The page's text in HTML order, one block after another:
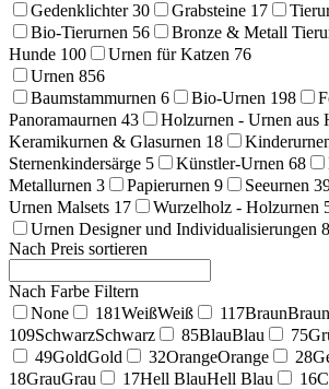
Gedenklichter30 Grabsteine 17
Bio-Tierurnen 56 Bronze & Metall
Hunde 100 Urnen für Katzen 76
Urnen 856
Baumstammurnen 6 Bio-Urnen 198
Panoramaurnen 43 Holzurnen - Urnen aus
Keramikurnen & Glasurnen 18
Sternenkindersärge 5 Künstler-Urnen 68
Metallurnen 3 Papierurnen 9 Seeurnen
Urnen Malsets 17 Wurzelholz - Holzurnen
Urnen Designer und Individualisierungen 8
Nach Preis sortieren
Nach Farbe Filtern
None
181WeißWeiß 117BraunBraun
109SchwarzSchwarz 85BlauBlau 75
49GoldGold 32OrangeOrange 28
18GrauGrau 17Hell BlauHell Blau 16